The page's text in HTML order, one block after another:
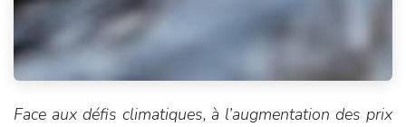
Face aux défis climatiques, à l’augmentation des prix